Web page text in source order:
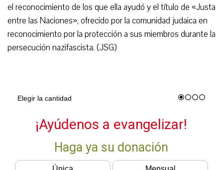
el reconocimiento de los que ella ayudó y el título de «Justa
entre las Naciones», ofrecido por la comunidad judaica en
reconocimiento por la protección a sus miembros durante la
persecución nazifascista. (JSG)